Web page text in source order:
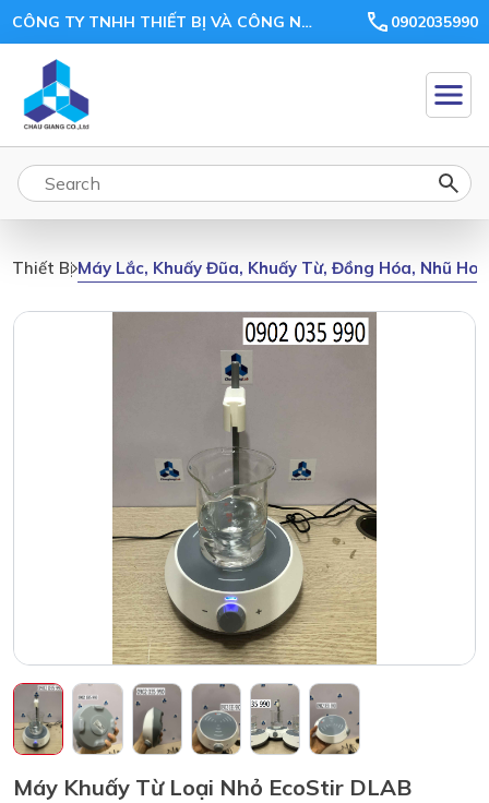
CÔNG TY TNHH THIẾT BỊ VÀ CÔNG NGHỆ CHÂU GIANG 0902035990
Thiết BịMáy Lắc, Khuấy Đũa, Khuấy Từ, Đồng Hóa, Nhũ Hoá
Máy Khuấy Từ Loại Nhỏ EcoStir DLAB